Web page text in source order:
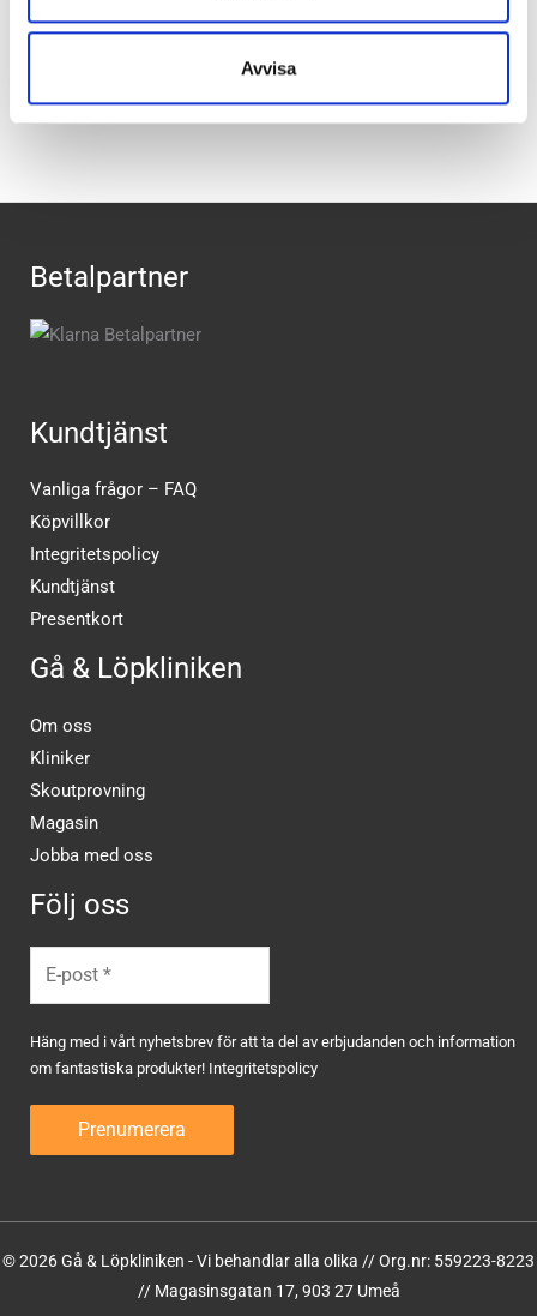
Avvisa
Betalpartner
Kundtjänst
Vanliga frågor – FAQ
Köpvillkor
Integritetspolicy
Kundtjänst
Presentkort
Gå & Löpkliniken
Om oss
Kliniker
Skoutprovning
Magasin
Jobba med oss
Följ oss
Häng med i vårt nyhetsbrev för att ta del av erbjudanden och information
om fantastiska produkter! Integritetspolicy
© 2026 Gå & Löpkliniken - Vi behandlar alla olika // Org.nr: 559223-8223
// Magasinsgatan 17, 903 27 Umeå